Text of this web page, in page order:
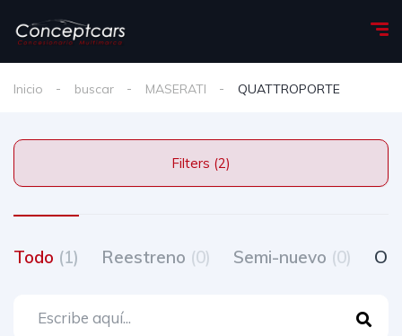
Inicio buscar MASERATI QUATTROPORTE
Filters (2)
Todo (1) Reestreno (0) Semi-nuevo (0)